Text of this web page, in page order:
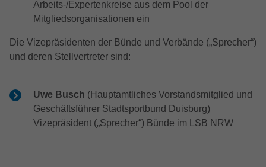
Arbeits-/Expertenkreise aus dem Pool der
Mitgliedsorganisationen ein
Die Vizepräsidenten der Bünde und Verbände („Sprecher“)
und deren Stellvertreter sind:
Uwe Busch (Hauptamtliches Vorstandsmitglied und
Geschäftsführer Stadtsportbund Duisburg)
Vizepräsident („Sprecher“) Bünde im LSB NRW
Laufzeit 2 Monate
Zweck
Benutzerverhalten zu analysieren.
Anbieter Google LLC
Anbieter Google
Laufzeit 6 Monate
Zweck
personalisierte Anzeigen basierend auf
vorherigem Verhalten und Präferenzen
anzuzeigen. Auch beim Laden von
Google-Diensten wie Maps, YouTube,
Wird verwendet, um YouTube-Inhalte